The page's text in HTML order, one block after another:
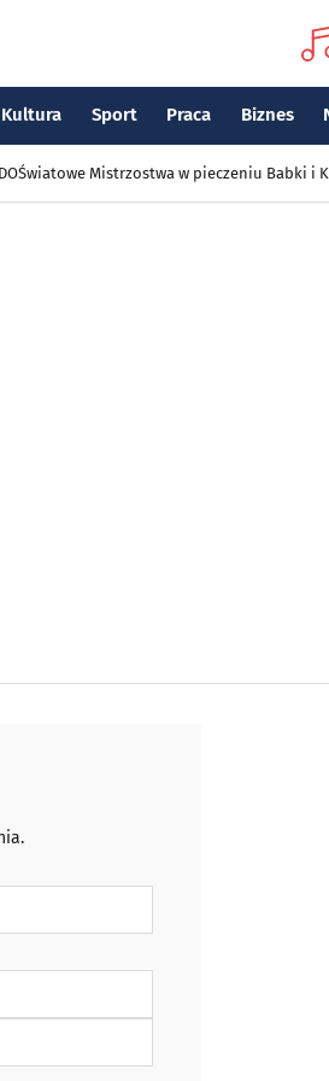
Kultura Sport Praca Biznes
Światowe Mistrzostwa w pieczeniu Babki i